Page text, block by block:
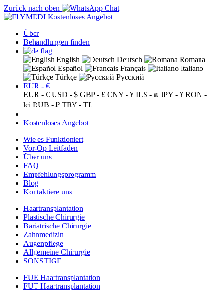
Zurück nach oben
Kostenloses Angebot
Über
Behandlungen finden
English Deutsch
Romana
Español
Français
Italiano
Türkçe
Русский
EUR - €
EUR - € USD - $ GBP - £ CNY - ¥ ILS - ₪ JPY - ¥ RON -
lei RUB - ₽ TRY - TL
Kostenloses Angebot
Wie es Funktioniert
Vor-Op Leitfaden
Über uns
FAQ
Empfehlungsprogramm
Blog
Kontaktiere uns
Haartransplantation
Plastische Chirurgie
Bariatrische Chirurgie
Zahnmedizin
Augenpflege
Allgemeine Chirurgie
SONSTIGE
FUE Haartransplantation
FUT Haartransplantation